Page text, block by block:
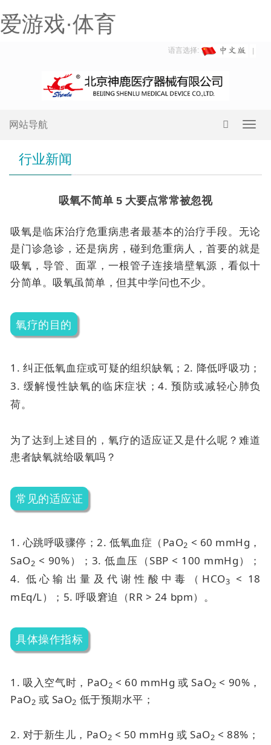
爱游戏·体育
语言选择:
网站导航
行业新闻
吸氧不简单 5 大要点常常被忽视
吸氧是临床治疗危重病患者最基本的治疗手段。无论
是门诊急诊，还是病房，碰到危重病人，首要的就是
吸氧，导管、面罩，一根管子连接墙壁氧源，看似十
分简单。吸氧虽简单，但其中学问也不少。
氧疗的目的
1. 纠正低氧血症或可疑的组织缺氧； 2. 降低呼吸功；
3. 缓解慢性缺氧的临床症状；4. 预防或减轻心肺负
荷。
为了达到上述目的，氧疗的适应证又是什么呢？难道
患者缺氧就给吸氧吗？
常见的适应证
1. 心跳呼吸骤停；2. 低氧血症（PaO2 < 60 mmHg，
SaO2 < 90%）； 3. 低血压（SBP < 100 mmHg）；
4. 低心输出量及代谢性酸中毒（HCO3
< 18
mEq/L）； 5. 呼吸窘迫（RR > 24 bpm）。
具体操作指标
1. 吸入空气时，PaO2 < 60 mmHg 或 SaO2 < 90%，
PaO2 或 SaO2 低于预期水平；
2. 对于新生儿，PaO2 < 50 mmHg 或 SaO2 < 88%；